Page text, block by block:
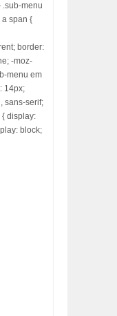
.sub-menu
a span {
border:
-moz-
menu em
14px;
sans-serif;
{ display:
block;